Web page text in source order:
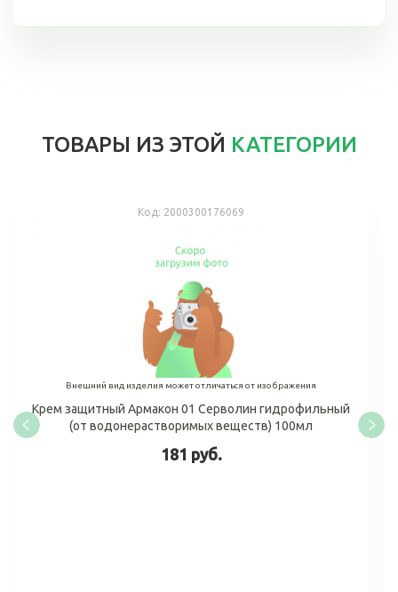
ТОВАРЫ ИЗ ЭТОЙ КАТЕГОРИИ
Код: 2000300176069
Внешний вид изделия может отличаться от изображения
Крем защитный Армакон 01 Серволин гидрофильный
(от водонерастворимых веществ) 100мл
181 руб.